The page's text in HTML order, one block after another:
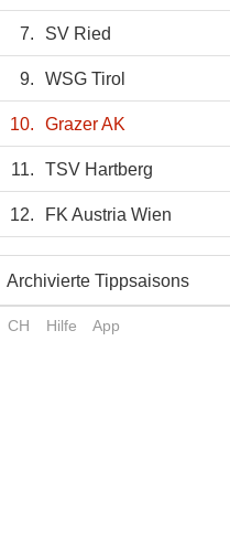
7. SV Ried
9. WSG Tirol
10. Grazer AK
11. TSV Hartberg
12. FK Austria Wien
Archivierte Tippsaisons
CH Hilfe App